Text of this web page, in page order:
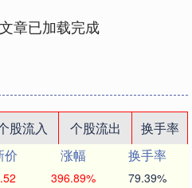
章已加载完成
股流入 个股流出
换手率
价 涨幅
换手率
396.89% 79.39%